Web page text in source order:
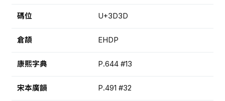
碼位 U+3D3D
倉頡 EHDP
康熙字典 P.644 #13
宋本廣韻 P.491 #32